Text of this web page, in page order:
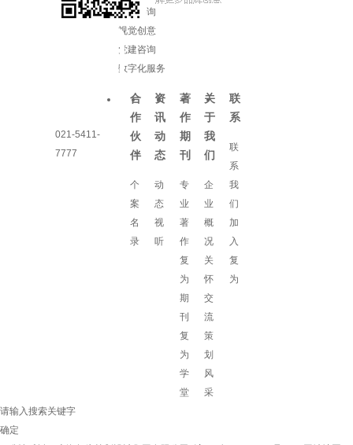
021-5411-
7777
增长咨询
视觉创意
党建咨询
数字化服务
合
作
伙
伴
个
案
名
录
资
讯
动
态
动
态
视
听
著
作
期
刊
专
业
著
作
复
为
期
刊
复
为
学
堂
关
于
我
们
企
业
概
况
关
怀
交
流
策
划
风
采
联
系
联
系
我
们
加
入
复
为
请输入搜索关键字
确定